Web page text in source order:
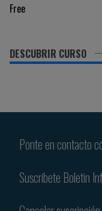
Free
DESCUBRIR CURSO
Ponte en contacto
Suscribete Boletin